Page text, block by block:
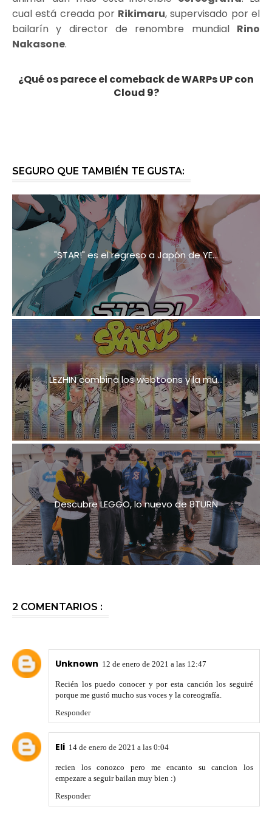
cual está creada por Rikimaru, supervisado por el
bailarín y director de renombre mundial Rino
Nakasone.
¿Qué os parece el comeback de WARPs UP con
Cloud 9?
SEGURO QUE TAMBIÉN TE GUSTA:
"STAR!" es el regreso a Japón de YE...
LEZHIN combina los webtoons y la mú...
Descubre LEGGO, lo nuevo de 8TURN
2 COMENTARIOS :
Unknown 12 de enero de 2021 a las 12:47
Recién los puedo conocer y por esta canción los seguiré
porque me gustó mucho sus voces y la coreografía.
Responder
Eli 14 de enero de 2021 a las 0:04
recien los conozco pero me encanto su cancion los
empezare a seguir bailan muy bien :)
Responder